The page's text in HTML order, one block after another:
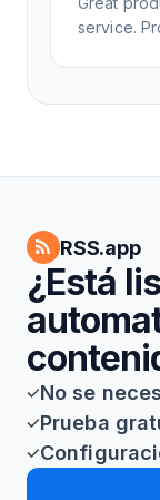
service.
RSS.app
¿Está
No se
Prueba